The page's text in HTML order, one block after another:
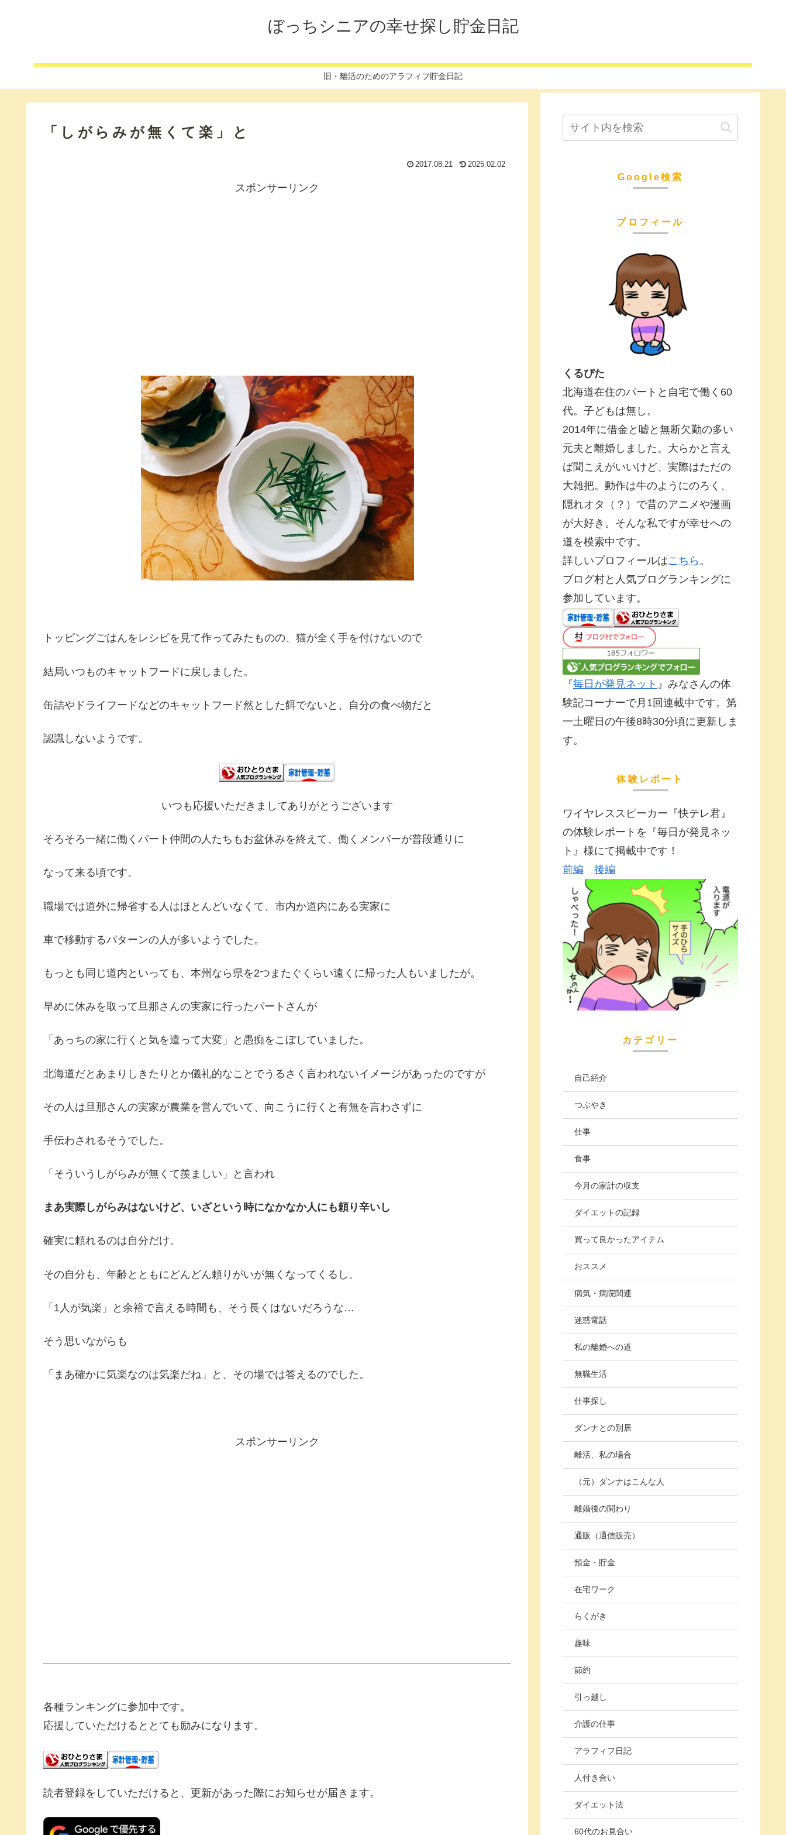
ぼっちシニアの幸せ探し貯金日記
旧・離活のためのアラフィフ貯金日記
「しがらみが無くて楽」と
2017.08.21 2025.02.02
スポンサーリンク
トッピングごはんをレシピを見て作ってみたものの、猫が全く手を付けないので
結局いつものキャットフードに戻しました。
缶詰やドライフードなどのキャットフード然とした餌でないと、自分の食べ物だと
認識しないようです。
いつも応援いただきましてありがとうございます
そろそろ一緒に働くパート仲間の人たちもお盆休みを終えて、働くメンバーが普段通りに
なって来る頃です。
職場では道外に帰省する人はほとんどいなくて、市内か道内にある実家に
車で移動するパターンの人が多いようでした。
もっとも同じ道内といっても、本州なら県を2つまたぐくらい遠くに帰った人もいましたが。
早めに休みを取って旦那さんの実家に行ったパートさんが
「あっちの家に行くと気を遣って大変」と愚痴をこぼしていました。
北海道だとあまりしきたりとか儀礼的なことでうるさく言われないイメージがあったのですが
その人は旦那さんの実家が農業を営んでいて、向こうに行くと有無を言わさずに
手伝わされるそうでした。
「そういうしがらみが無くて羨ましい」と言われ
まあ実際しがらみはないけど、いざという時になかなか人にも頼り辛いし
確実に頼れるのは自分だけ。
その自分も、年齢とともにどんどん頼りがいが無くなってくるし。
「1人が気楽」と余裕で言える時間も、そう長くはないだろうな…
そう思いながらも
「まあ確かに気楽なのは気楽だね」と、その場では答えるのでした。
スポンサーリンク
各種ランキングに参加中です。
応援していただけるととても励みになります。
読者登録をしていただけると、更新があった際にお知らせが届きます。
Google検索
プロフィール
くるぴた
北海道在住のパートと自宅で働く60
代。子どもは無し。
2014年に借金と嘘と無断欠勤の多い
元夫と離婚しました。大らかと言え
ば聞こえがいいけど、実際はただの
大雑把。動作は牛のようにのろく、
隠れオタ（？）で昔のアニメや漫画
が大好き。そんな私ですが幸せへの
道を模索中です。
詳しいプロフィールはこちら 。
ブログ村と人気ブログランキングに
参加しています。
『毎日が発見ネット 』みなさんの体
験記コーナーで月1回連載中です。第
一土曜日の午後8時30分頃に更新しま
す。
体験レポート
ワイヤレススピーカー『快テレ君』
の体験レポートを『毎日が発見ネッ
ト』様にて掲載中です！
前編
後編
カテゴリー
自己紹介
つぶやき
仕事
食事
今月の家計の収支
ダイエットの記録
買って良かったアイテム
おススメ
病気・病院関連
迷惑電話
私の離婚への道
無職生活
仕事探し
ダンナとの別居
離活、私の場合
（元）ダンナはこんな人
離婚後の関わり
通販（通信販売）
預金・貯金
在宅ワーク
らくがき
趣味
節約
引っ越し
介護の仕事
アラフィフ日記
人付き合い
ダイエット法
60代のお見合い